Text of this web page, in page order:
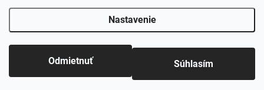
Nastavenie
Odmietnuť Súhlasím
p
. Všetky práva vyhradené.